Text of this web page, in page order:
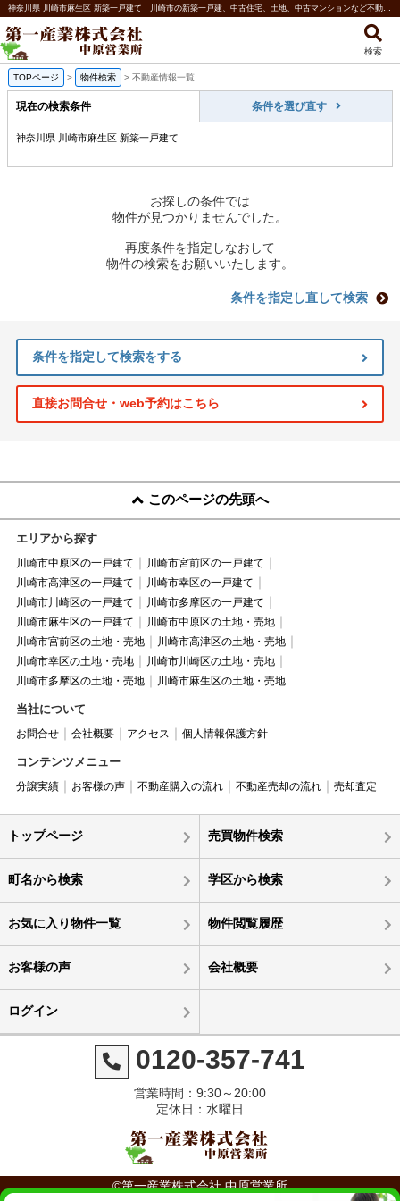
神奈川県 川崎市麻生区 新築一戸建て｜川崎市の新築一戸建、中古住宅、土地、中古マンションなど不動産のことなら第一産業株式会社 中原営業所
検索
TOPページ > 物件検索 > 不動産情報一覧
現在の検索条件 条件を選び直す
神奈川県 川崎市麻生区 新築一戸建て
お探しの条件では
物件が見つかりませんでした。
再度条件を指定しなおして
物件の検索をお願いいたします。
条件を指定し直して検索
条件を指定して検索をする
直接お問合せ・web予約はこちら
このページの先頭へ
エリアから探す
川崎市中原区の一戸建て
川崎市宮前区の一戸建て
川崎市高津区の一戸建て
川崎市幸区の一戸建て
川崎市川崎区の一戸建て
川崎市多摩区の一戸建て
川崎市麻生区の一戸建て
川崎市中原区の土地・売地
川崎市宮前区の土地・売地
川崎市高津区の土地・売地
川崎市幸区の土地・売地
川崎市川崎区の土地・売地
川崎市多摩区の土地・売地
川崎市麻生区の土地・売地
当社について
お問合せ 会社概要 アクセス 個人情報保護方針
コンテンツメニュー
分譲実績 お客様の声 不動産購入の流れ 不動産売却の流れ 売却査定
トップページ 売買物件検索
町名から検索 学区から検索
お気に入り物件一覧 物件閲覧履歴
お客様の声 会社概要
ログイン
0120-357-741
営業時間：9:30～20:00
定休日：水曜日
©第一産業株式会社 中原営業所